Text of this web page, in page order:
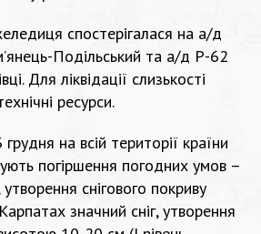
спостерігалася на а/д
Подільський та а/д Р-62
Для ліквідації слизькості
ресурси.
на всій території країни
погіршення погодних умов –
утворення снігового покриву
значний сніг, утворення